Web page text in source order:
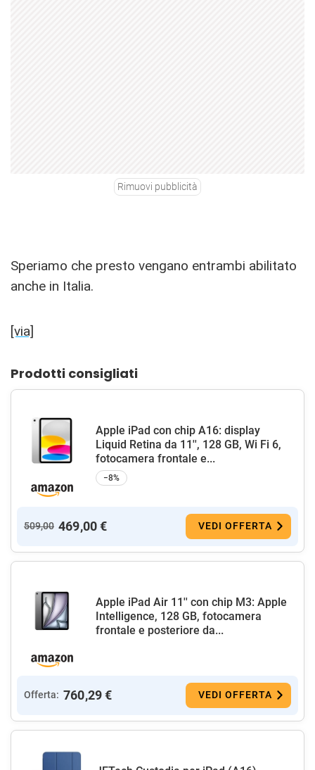
Rimuovi pubblicità
Speriamo che presto vengano entrambi abilitato
anche in Italia.
[via]
Prodotti consigliati
Apple iPad con chip A16: display
Liquid Retina da 11'', 128 GB, Wi Fi 6,
fotocamera frontale e...
−8%
509,00 469,00 € VEDI OFFERTA
Apple iPad Air 11'' con chip M3: Apple
Intelligence, 128 GB, fotocamera
frontale e posteriore da...
Offerta: 760,29 € VEDI OFFERTA